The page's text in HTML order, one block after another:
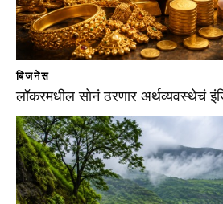
बिजनेस
लॉकरमधील सोनं ठरणार अर्थव्यवस्थेचं